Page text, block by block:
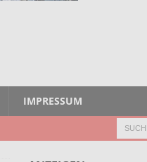
IMPRESSUM